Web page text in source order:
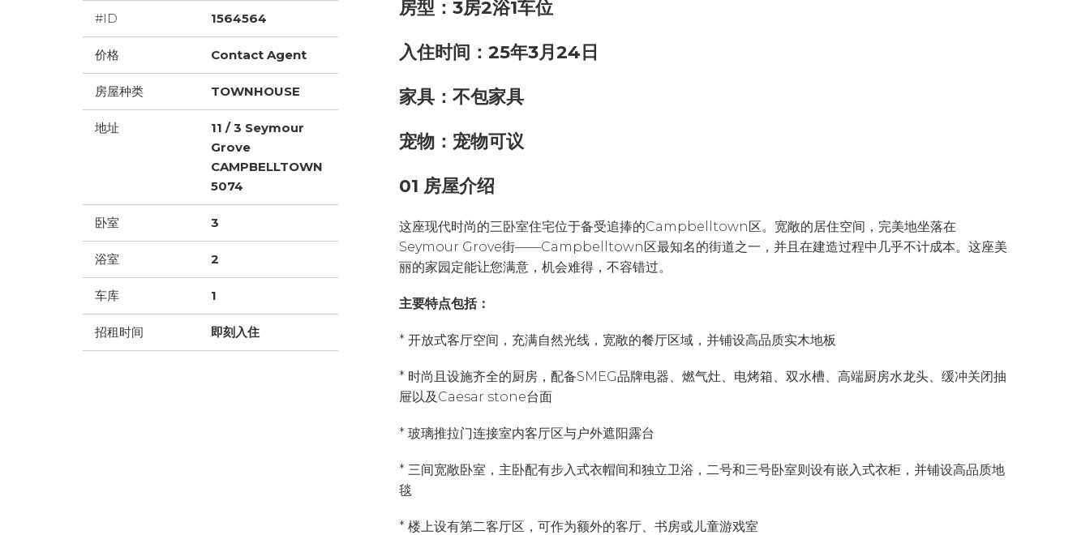
#ID 1564564
价格 Contact Agent
房屋种类 TOWNHOUSE
地址
11 / 3 Seymour
Grove
CAMPBELLTOWN
5074
卧室 3
浴室 2
车库 1
招租时间 即刻入住
房型：3房2浴1车位
入住时间：25年3月24日
家具：不包家具
宠物：宠物可议
01 房屋介绍
这座现代时尚的三卧室住宅位于备受追捧的Campbelltown区。宽敞的居住空间，完美地坐落在
Seymour Grove街——Campbelltown区最知名的街道之一，并且在建造过程中几乎不计成本。这座美
丽的家园定能让您满意，机会难得，不容错过。
主要特点包括：
* 开放式客厅空间，充满自然光线，宽敞的餐厅区域，并铺设高品质实木地板
* 时尚且设施齐全的厨房，配备SMEG品牌电器、燃气灶、电烤箱、双水槽、高端厨房水龙头、缓冲关闭抽
屉以及Caesar stone台面
* 玻璃推拉门连接室内客厅区与户外遮阳露台
* 三间宽敞卧室，主卧配有步入式衣帽间和独立卫浴，二号和三号卧室则设有嵌入式衣柜，并铺设高品质地
毯
* 楼上设有第二客厅区，可作为额外的客厅、书房或儿童游戏室